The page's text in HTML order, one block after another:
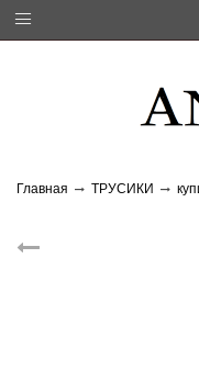
Главная ТРУСИКИ